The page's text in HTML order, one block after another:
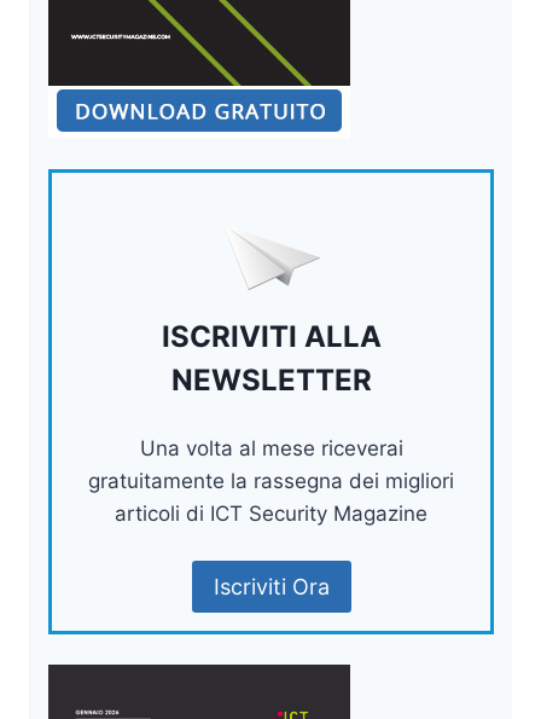
ISCRIVITI ALLA
NEWSLETTER
Una volta al mese riceverai
gratuitamente la rassegna dei migliori
articoli di ICT Security Magazine
Iscriviti Ora